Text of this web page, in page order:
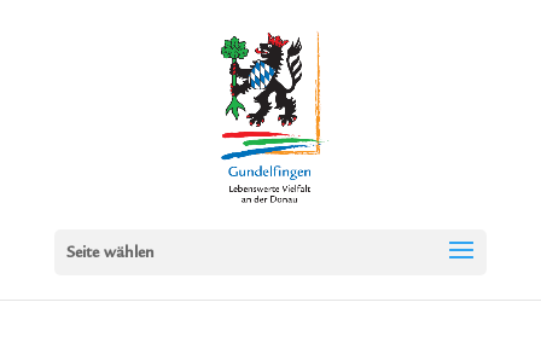
Seite wählen